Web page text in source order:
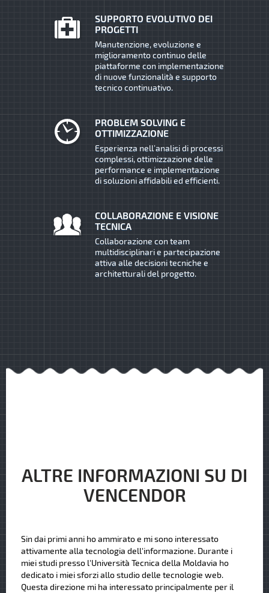
SUPPORTO EVOLUTIVO DEI
PROGETTI
Manutenzione, evoluzione e
miglioramento continuo delle
piattaforme con implementazione
di nuove funzionalità e supporto
tecnico continuativo.
PROBLEM SOLVING E
OTTIMIZZAZIONE
Esperienza nell’analisi di processi
complessi, ottimizzazione delle
performance e implementazione
di soluzioni affidabili ed efficienti.
COLLABORAZIONE E VISIONE
TECNICA
Collaborazione con team
multidisciplinari e partecipazione
attiva alle decisioni tecniche e
architetturali del progetto.
ALTRE INFORMAZIONI SU DI
VENCENDOR
Sin dai primi anni ho ammirato e mi sono interessato
attivamente alla tecnologia dell'informazione. Durante i
miei studi presso l'Università Tecnica della Moldavia ho
dedicato i miei sforzi allo studio delle tecnologie web.
Questa direzione mi ha interessato principalmente per il